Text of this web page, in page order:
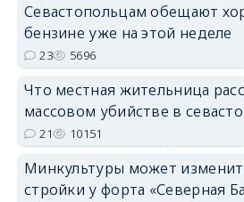
Севастопольцам обещают
бензине уже на этой неделе
23 5696
Что местная жительница
массовом убийстве в
21 10151
Минкультуры может
стройки у форта «Северная